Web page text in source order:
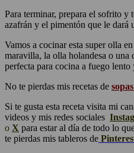
Para terminar, prepara el sofrito y
azafrán y el pimentón que le dará
Vamos a cocinar esta super olla
maravilla, la olla holandesa o una
perfecta para cocina a fuego
No te pierdas mis recetas de
Si te gusta esta receta visita mi
videos y mis redes sociales
o X para estar al día de todo lo
te pierdas mis tableros de